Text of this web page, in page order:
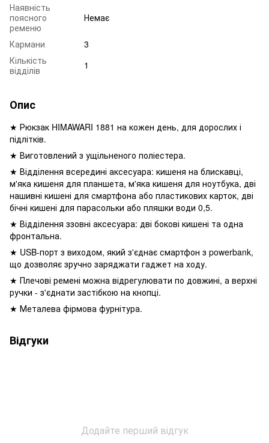
Наявність
поясного
ременю
Немає
Кармани
3
Кількість
відділів
1
Опис
★ Рюкзак HIMAWARI 1881 на кожен день, для дорослих і
підлітків.
★ Виготовлений з ущільненого поліестера.
★ Відділення всередині аксесуара: кишеня на блискавці,
м'яка кишеня для планшета, м'яка кишеня для ноутбука, дві
нашивні кишені для смартфона або пластикових карток, дві
бічні кишені для парасольки або пляшки води 0,5.
★ Відділення ззовні аксесуара: дві бокові кишені та одна
фронтальна.
★ USB-порт з виходом, який з'єднає смартфон з powerbank,
що дозволяє зручно заряджати гаджет на ходу.
★ Плечові ремені можна відрегулювати по довжині, а верхні
ручки - з'єднати застібкою на кнопці.
★ Металева фірмова фурнітура.
Відгуки
Додайте перший відгук